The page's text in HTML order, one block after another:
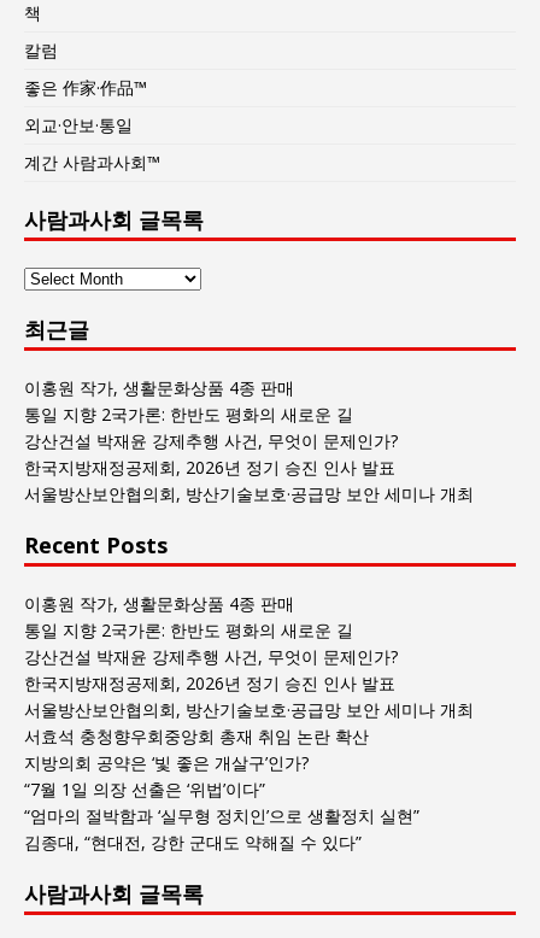
책
칼럼
좋은 作家·作品™
외교·안보·통일
계간 사람과사회™
사람과사회 글목록
사
과
사
회
글
목
록
최근글
이홍원 작가, 생활문화상품 4종 판매
통일 지향 2국가론: 한반도 평화의 새로운 길
강산건설 박재윤 강제추행 사건, 무엇이 문제인가?
한국지방재정공제회, 2026년 정기 승진 인사 발표
서울방산보안협의회, 방산기술보호·공급망 보안 세미나 개최
Recent Posts
이홍원 작가, 생활문화상품 4종 판매
통일 지향 2국가론: 한반도 평화의 새로운 길
강산건설 박재윤 강제추행 사건, 무엇이 문제인가?
한국지방재정공제회, 2026년 정기 승진 인사 발표
서울방산보안협의회, 방산기술보호·공급망 보안 세미나 개최
서효석 충청향우회중앙회 총재 취임 논란 확산
지방의회 공약은 ‘빛 좋은 개살구’인가?
“7월 1일 의장 선출은 ‘위법’이다”
“엄마의 절박함과 ‘실무형 정치인’으로 생활정치 실현”
김종대, “현대전, 강한 군대도 약해질 수 있다”
사람과사회 글목록